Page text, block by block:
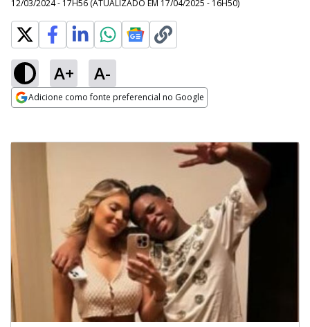
12/03/2024 - 17H56 (ATUALIZADO EM 17/04/2025 - 16H50)
A+ A-
Adicione como fonte preferencial no Google